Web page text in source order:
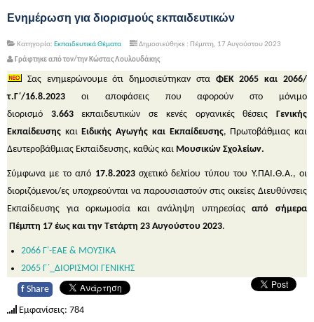
Ενημέρωση για διορισμούς εκπαιδευτικών
Κατηγορία: Εκπαιδευτικά Θέματα
Δημοσιεύθηκε : Πέμπτη, 17 Αυγούστου 2023
Γράφτηκε από τον/την Κώστας Λουλουδάκης
Σας ενημερώνουμε ότι δημοσιεύτηκαν στα ΦΕΚ 2065 και 2066/
τ.Γ΄/16.8.2023 οι αποφάσεις που αφορούν στο μόνιμο
διορισμό 3.663εκπαιδευτικών σε κενές οργανικές θέσειςΓενικής
Εκπαίδευσης καιΕιδικής Αγωγής και Εκπαίδευσης, Πρωτοβάθμιας και
Δευτεροβάθμιας Εκπαίδευσης, καθώς και Μουσικών Σχολείων.
Σύμφωνα με το από 17.8.2023σχετικό δελτίου τύπου του Υ.ΠΑΙ.Θ.Α., οι
διοριζόμενοι/ες υποχρεούνται να παρουσιαστούν στις οικείες Διευθύνσεις
Εκπαίδευσης για ορκωμοσία και ανάληψη υπηρεσίαςαπό σήμερα
Πέμπτη 17 έως και την Τετάρτη 23 Αυγούστου 2023.
2066 Γ'-ΕΑΕ & ΜΟΥΣΙΚΑ
2065 Γ΄_ΔΙΟΡΙΣΜΟΙ ΓΕΝΙΚΗΣ
f Share
Εμφανίσεις: 784